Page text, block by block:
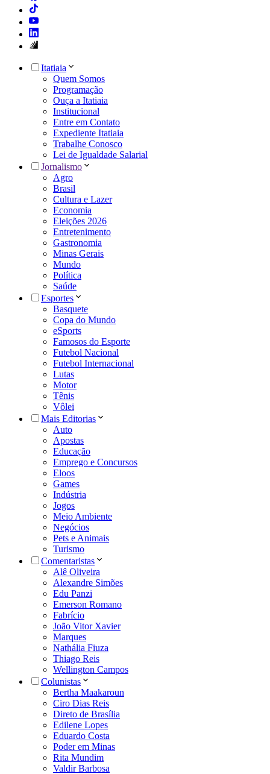
Itatiaia
Quem Somos
Programação
Ouça a Itatiaia
Institucional
Entre em Contato
Expediente Itatiaia
Trabalhe Conosco
Lei de Igualdade Salarial
Jornalismo
Agro
Brasil
Cultura e Lazer
Economia
Eleições 2026
Entretenimento
Gastronomia
Minas Gerais
Mundo
Política
Saúde
Esportes
Basquete
Copa do Mundo
eSports
Famosos do Esporte
Futebol Nacional
Futebol Internacional
Lutas
Motor
Tênis
Vôlei
Mais Editorias
Auto
Apostas
Educação
Emprego e Concursos
Eloos
Games
Indústria
Jogos
Meio Ambiente
Negócios
Pets e Animais
Turismo
Comentaristas
Alê Oliveira
Alexandre Simões
Edu Panzi
Emerson Romano
Fabrício
João Vitor Xavier
Marques
Nathália Fiuza
Thiago Reis
Wellington Campos
Colunistas
Bertha Maakaroun
Ciro Dias Reis
Direto de Brasília
Edilene Lopes
Eduardo Costa
Poder em Minas
Rita Mundim
Valdir Barbosa